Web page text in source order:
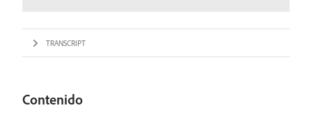
TRANSCRIPT
Contenido